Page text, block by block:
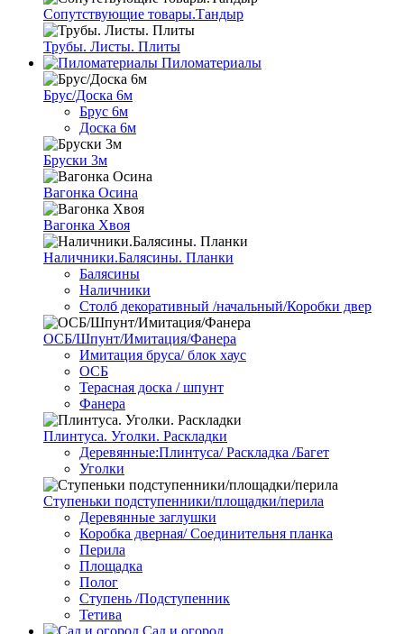
Сопутствующие товары.Тандыр
Трубы. Листы. Плиты
Пиломатериалы
Брус/Доска 6м
Брус 6м
Доска 6м
Бруски 3м
Вагонка Осина
Вагонка Хвоя
Наличники.Балясины. Планки
Балясины
Наличники
Столб декоративный /начальный/Коробки двер
ОСБ/Шпунт/Имитация/Фанера
Имитация бруса/ блок хаус
ОСБ
Терасная доска / шпунт
Фанера
Плинтуса. Уголки. Раскладки
Деревянные:Плинтуса/ Раскладка /Багет
Уголки
Ступеньки подступенники/площадки/перила
Деревянные заглушки
Коробка дверная/ Соединительня планка
Перила
Площадка
Полог
Ступень /Подступенник
Тетива
Сад и огород